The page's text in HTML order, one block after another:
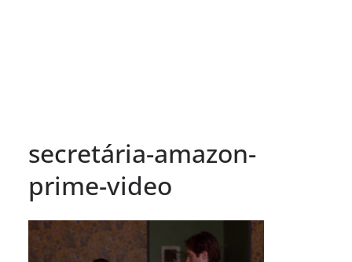
secretária-amazon-
prime-video